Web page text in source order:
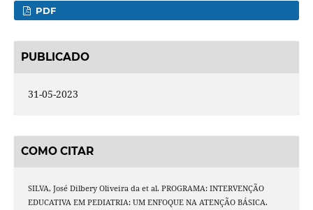
PDF
PUBLICADO
31-05-2023
COMO CITAR
SILVA, José Dilbery Oliveira da et al. PROGRAMA: INTERVENÇÃO
EDUCATIVA EM PEDIATRIA: UM ENFOQUE NA ATENÇÃO BÁSICA.